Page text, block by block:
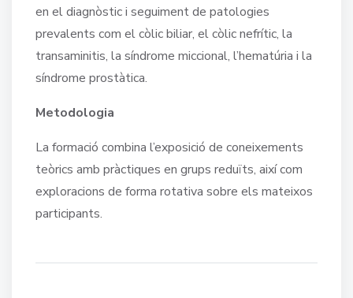
en el diagnòstic i seguiment de patologies
prevalents com el còlic biliar, el còlic nefrític, la
transaminitis, la síndrome miccional, l’hematúria i la
síndrome prostàtica.
Metodologia
La formació combina l’exposició de coneixements
teòrics amb pràctiques en grups reduïts, així com
exploracions de forma rotativa sobre els mateixos
participants.